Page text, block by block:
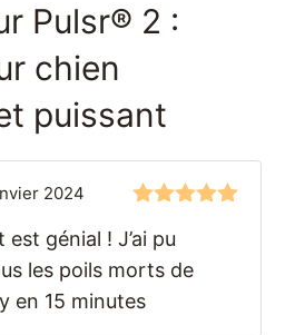
Pulsr® 2 :
chien
puissant
2024
est génial ! J’ai pu
les poils morts de
en 15 minutes